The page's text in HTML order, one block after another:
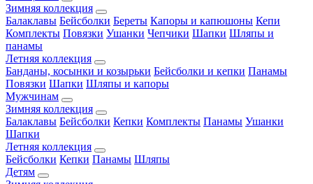
Зимняя коллекция
Балаклавы Бейсболки Береты Капоры и капюшоны Кепи
Комплекты Повязки Ушанки Чепчики Шапки Шляпы и
панамы
Летняя коллекция
Банданы, косынки и козырьки Бейсболки и кепки Панамы
Повязки Шапки Шляпы и капоры
Мужчинам
Зимняя коллекция
Балаклавы Бейсболки Кепки Комплекты Панамы Ушанки
Шапки
Летняя коллекция
Бейсболки Кепки Панамы Шляпы
Детям